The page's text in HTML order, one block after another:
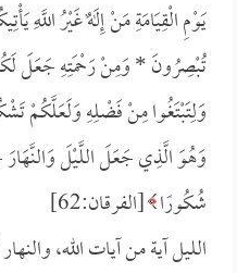
يَوْمِ الْقِيَامَةِ مَنْ إِلَهٌ غَيْرُ اللَّهِ
تُبْصِرُونَ *وَمِنْ رَحْمَتِهِ جَعَلَ
وَلِتَبْتَغُوا مِنْ فَضْلِهِ وَلَعَلَّكُمْ
وَهُوَ الَّذِي جَعَلَ اللَّيْلَ وَالنَّهَارَ
شُكُورًا [الفرقان:62]
الليل آية من آيات الله،